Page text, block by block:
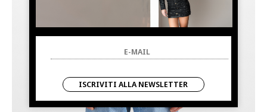
ISCRIVITI ALLA NEWSLETTER